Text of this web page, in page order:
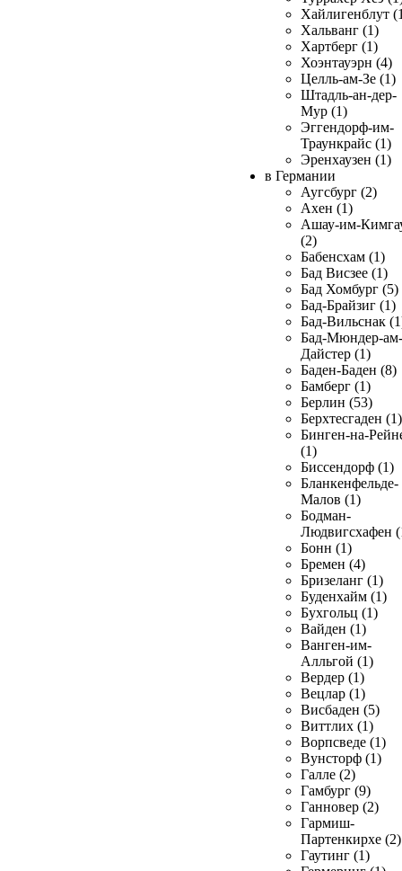
Хайлигенблут
Хальванг (1)
Хартберг (1)
Хоэнтауэрн (4)
Целль-ам-Зе (1)
Штадль-ан-дер-
Мур (1)
Эггендорф-им-
Траункрайс (1)
Эренхаузен (1)
в Германии
Аугсбург (2)
Ахен (1)
Ашау-им-
(2)
Бабенсхам (1)
Бад Висзее (1)
Бад Хомбург (5)
Бад-Брайзиг (1)
Бад-Вильснак
Бад-Мюндер-ам-
Дайстер (1)
Баден-Баден (8)
Бамберг (1)
Берлин (53)
Берхтесгаден (1)
Бинген-на-
(1)
Биссендорф (1)
Бланкенфельде-
Малов (1)
Бодман-
Людвигсхафен
Бонн (1)
Бремен (4)
Бризеланг (1)
Буденхайм (1)
Бухгольц (1)
Вайден (1)
Ванген-им-
Алльгой (1)
Вердер (1)
Вецлар (1)
Висбаден (5)
Виттлих (1)
Ворпсведе (1)
Вунсторф (1)
Галле (2)
Гамбург (9)
Ганновер (2)
Гармиш-
Партенкирхе (2)
Гаутинг (1)